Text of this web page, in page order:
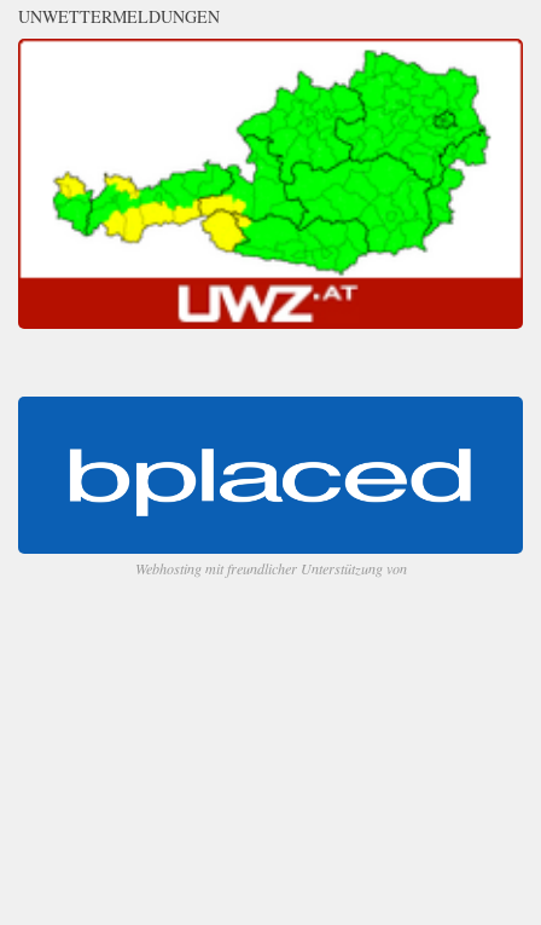
UNWETTERMELDUNGEN
Webhosting mit freundlicher Unterstützung von